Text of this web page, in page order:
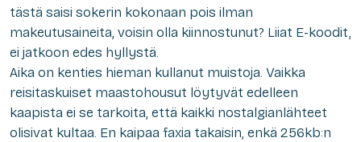
tästä saisi sokerin kokonaan pois ilman
makeutusaineita, voisin olla kiinnostunut? Liiat E-koodit,
ei jatkoon edes hyllystä.
Aika on kenties hieman kullanut muistoja. Vaikka
reisitaskuiset maastohousut löytyvät edelleen
kaapista ei se tarkoita, että kaikki nostalgianlähteet
olisivat kultaa. En kaipaa faxia takaisin, enkä 256kb:n